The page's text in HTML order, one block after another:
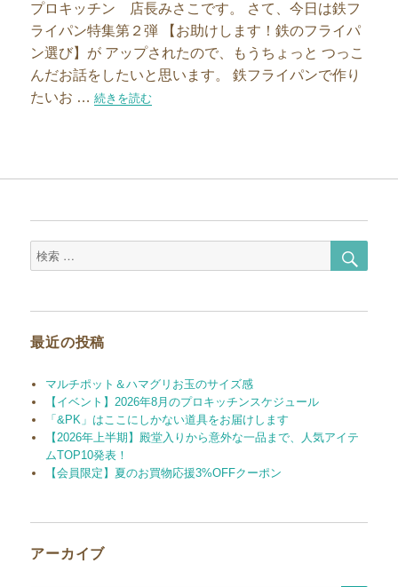
プロキッチン 店長みさこです。 さて、今日は鉄フ
ライパン特集第２弾 【お助けします！鉄のフライパ
ン選び】が アップされたので、もうちょっと つっこ
んだお話をしたいと思います。 鉄フライパンで作り
たいお …“フライパン先生第２弾！鉄のフライパン選び”の
続きを読む
検
索
索
最近の投稿
マルチポット＆ハマグリお玉のサイズ感
【イベント】2026年8月のプロキッチンスケジュール
「&PK」はここにしかない道具をお届けします
【2026年上半期】殿堂入りから意外な一品まで、人気アイテ
ムTOP10発表！
【会員限定】夏のお買物応援3%OFFクーポン
アーカイブ